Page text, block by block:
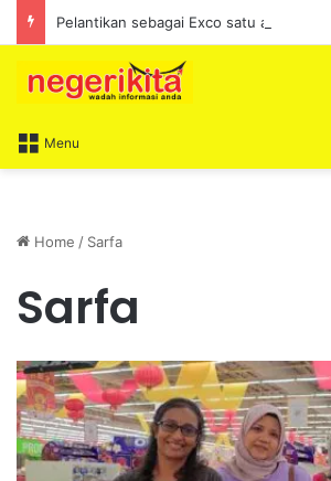
Menu
Home / Sarfa
Sarfa